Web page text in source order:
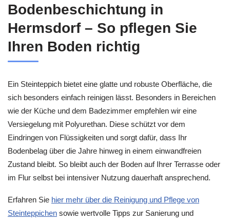
Bodenbeschichtung in
Hermsdorf – So pflegen Sie
Ihren Boden richtig
Ein Steinteppich bietet eine glatte und robuste Oberfläche, die
sich besonders einfach reinigen lässt. Besonders in Bereichen
wie der Küche und dem Badezimmer empfehlen wir eine
Versiegelung mit Polyurethan. Diese schützt vor dem
Eindringen von Flüssigkeiten und sorgt dafür, dass Ihr
Bodenbelag über die Jahre hinweg in einem einwandfreien
Zustand bleibt. So bleibt auch der Boden auf Ihrer Terrasse oder
im Flur selbst bei intensiver Nutzung dauerhaft ansprechend.
Erfahren Sie hier mehr über die Reinigung und Pflege von
Steinteppichen sowie wertvolle Tipps zur Sanierung und